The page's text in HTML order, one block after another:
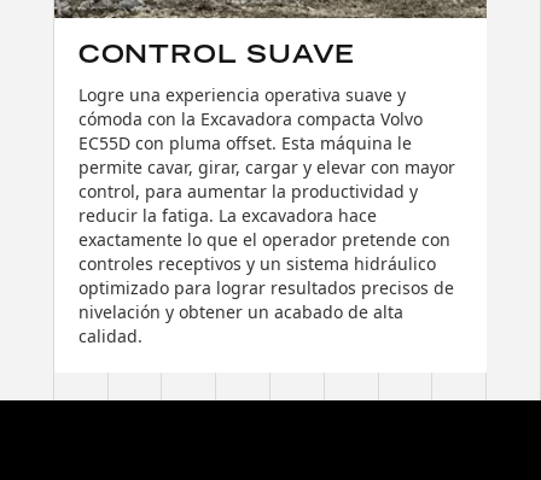
CONTROL SUAVE
Logre una experiencia operativa suave y
cómoda con la Excavadora compacta Volvo
EC55D con pluma offset. Esta máquina le
permite cavar, girar, cargar y elevar con mayor
control, para aumentar la productividad y
reducir la fatiga. La excavadora hace
exactamente lo que el operador pretende con
controles receptivos y un sistema hidráulico
optimizado para lograr resultados precisos de
nivelación y obtener un acabado de alta
calidad.